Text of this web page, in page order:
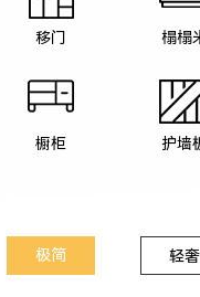
移门 榻榻
橱柜 护墙
极简 轻奢